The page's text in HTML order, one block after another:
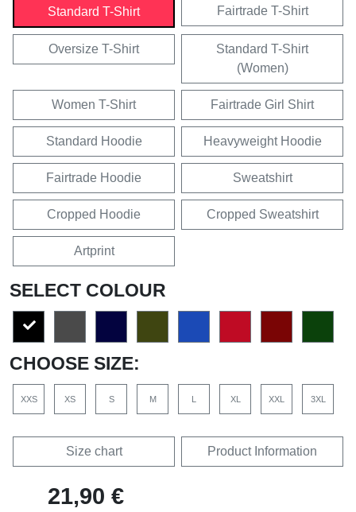
Standard T-Shirt Fairtrade T-Shirt
Oversize T-Shirt
Standard T-Shirt
(Women)
Women T-Shirt Fairtrade Girl Shirt
Standard Hoodie Heavyweight Hoodie
Fairtrade Hoodie Sweatshirt
Cropped Hoodie Cropped Sweatshirt
Artprint
SELECT COLOUR
CHOOSE SIZE:
XXS XS S M L XL XXL 3XL
Size chart Product Information
21,90 €